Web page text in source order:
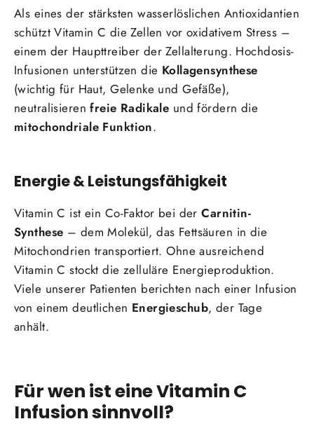
Als eines der stärksten wasserlöslichen Antioxidantien
schützt Vitamin C die Zellen vor oxidativem Stress –
einem der Haupttreiber der Zellalterung. Hochdosis-
Infusionen unterstützen die Kollagensynthese
(wichtig für Haut, Gelenke und Gefäße),
neutralisierenfreie Radikale und fördern die
mitochondriale Funktion.
Energie & Leistungsfähigkeit
Vitamin C ist ein Co-Faktor bei derCarnitin-
Synthese – dem Molekül, das Fettsäuren in die
Mitochondrien transportiert. Ohne ausreichend
Vitamin C stockt die zelluläre Energieproduktion.
Viele unserer Patienten berichten nach einer Infusion
von einem deutlichen Energieschub, der Tage
anhält.
Für wen ist eine Vitamin C
Infusion sinnvoll?